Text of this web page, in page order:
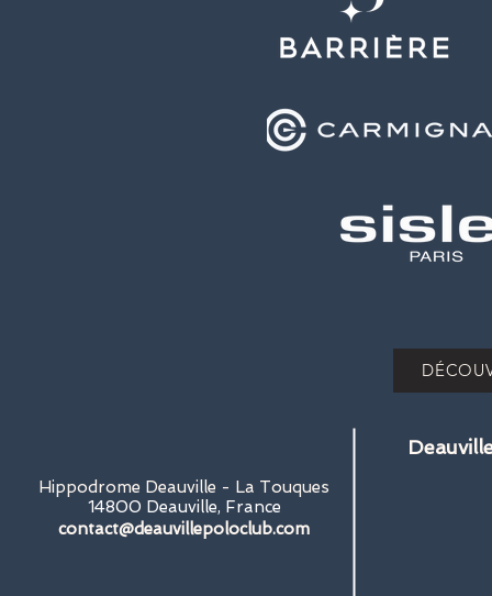
Hippodrome Deauville - La Touques
14800 Deauville, France
contact@deauvillepoloclub.com